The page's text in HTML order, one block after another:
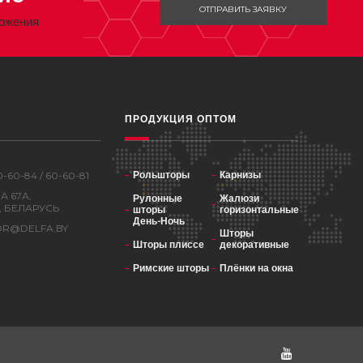
ОТПРАВИТЬ ЗАЯВКУ
60-84 / 60-60-81
67А,
БЕЛАРУСЬ
ПРОДУКЦИЯ ОПТОМ
Рольшторы
Рулонные
шторы
День-Ночь
Шторы плиссе
Римские шторы
Карнизы
Жалюзи
горизонтальные
Шторы
декоративные
Плёнки на окна